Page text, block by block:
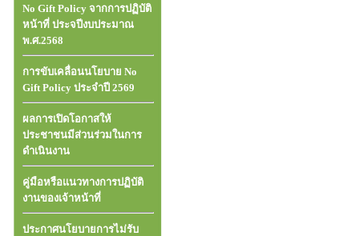
No Gift Policy จากการปฏิบัติ
หน้าที่ ประจปีงบประมาณ
พ.ศ.2568
การขับเคลื่อนนโยบาย No
Gift Policy ประจำปี 2569
ผลการเปิดโอกาสให้
ประชาชนมีส่วนร่วมในการ
ดำเนินงาน
คู่มือหรือแนวทางการปฏิบัติ
งานของเจ้าหน้าที่
ประกาศนโยบายการไม่รับ